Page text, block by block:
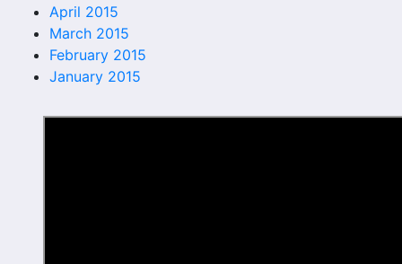
April 2015
March 2015
February 2015
January 2015